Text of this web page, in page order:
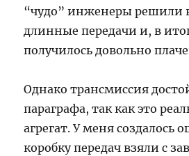
“чудо” инженеры решили
длинные передачи и, в
получилось довольно
Однако трансмиссия
параграфа, так как это
агрегат. У меня создалось
коробку передач взяли с